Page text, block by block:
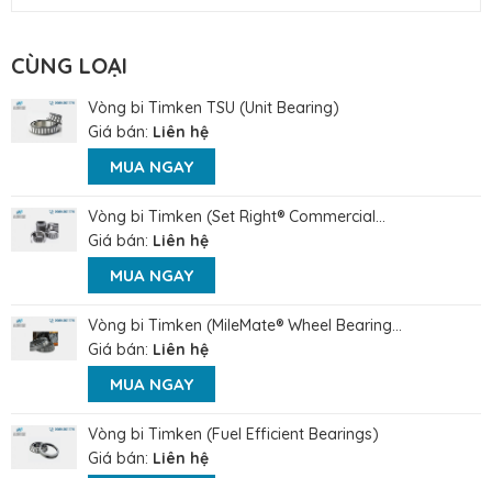
CÙNG LOẠI
Vòng bi Timken TSU (Unit Bearing)
Giá bán: Liên hệ
MUA NGAY
Vòng bi Timken (Set Right® Commercial...
Giá bán: Liên hệ
MUA NGAY
Vòng bi Timken (MileMate® Wheel Bearing...
Giá bán: Liên hệ
MUA NGAY
Vòng bi Timken (Fuel Efficient Bearings)
Giá bán: Liên hệ